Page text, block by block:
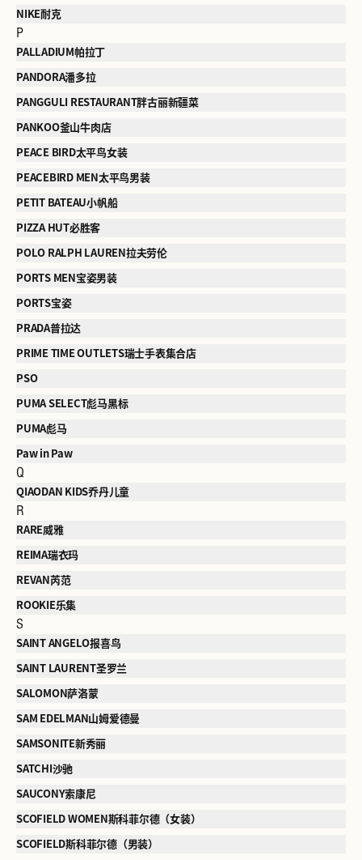
NIKE耐克
P
PALLADIUM帕拉丁
PANDORA潘多拉
PANGGULI RESTAURANT胖古丽新疆菜
PANKOO釜山牛肉店
PEACE BIRD太平鸟女装
PEACEBIRD MEN太平鸟男装
PETIT BATEAU小帆船
PIZZA HUT必胜客
POLO RALPH LAUREN拉夫劳伦
PORTS MEN宝姿男装
PORTS宝姿
PRADA普拉达
PRIME TIME OUTLETS瑞士手表集合店
PSO
PUMA SELECT彪马黑标
PUMA彪马
Paw in Paw
Q
QIAODAN KIDS乔丹儿童
R
RARE威雅
REIMA瑞衣玛
REVAN芮范
ROOKIE乐集
S
SAINT ANGELO报喜鸟
SAINT LAURENT圣罗兰
SALOMON萨洛蒙
SAM EDELMAN山姆爱德曼
SAMSONITE新秀丽
SATCHI沙驰
SAUCONY索康尼
SCOFIELD WOMEN斯科菲尔德（女装）
SCOFIELD斯科菲尔德（男装）